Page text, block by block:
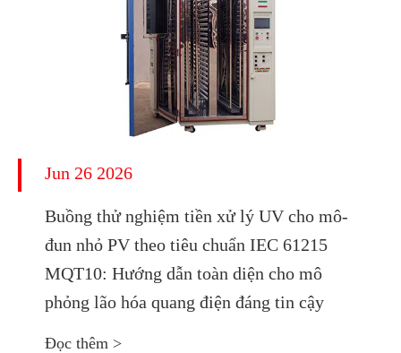
Jun 26 2026
Buồng thử nghiệm tiền xử lý UV cho mô-
đun nhỏ PV theo tiêu chuẩn IEC 61215
MQT10: Hướng dẫn toàn diện cho mô
phỏng lão hóa quang điện đáng tin cậy
Đọc thêm >